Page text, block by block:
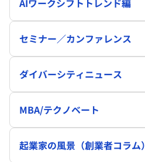
AIワークシフトトレンド編
セミナー／カンファレンス
ダイバーシティニュース
MBA/テクノベート
起業家の風景（創業者コラム）